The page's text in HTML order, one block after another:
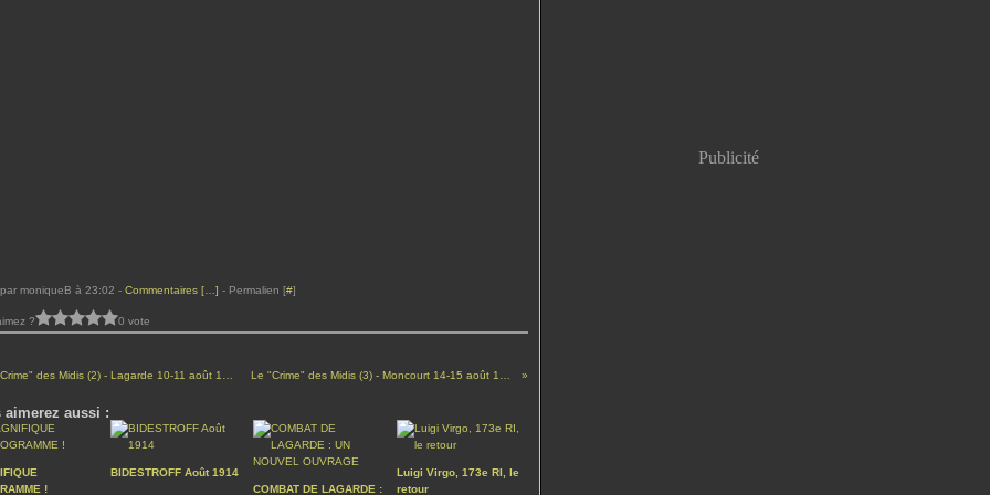
moniqueB à 23:02 - Commentaires [ ] - Permalien [#]
? 0 vote
aimerez aussi :
!
BIDESTROFF Août 1914
COMBAT DE LAGARDE :
Luigi Virgo, 173e RI, le
retour
Publicité